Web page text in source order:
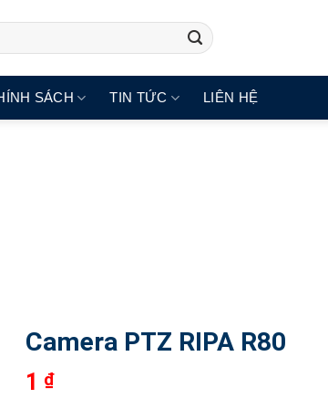
SÁCH TIN TỨC LIÊN HỆ
Camera PTZ RIPA R80
1 ₫